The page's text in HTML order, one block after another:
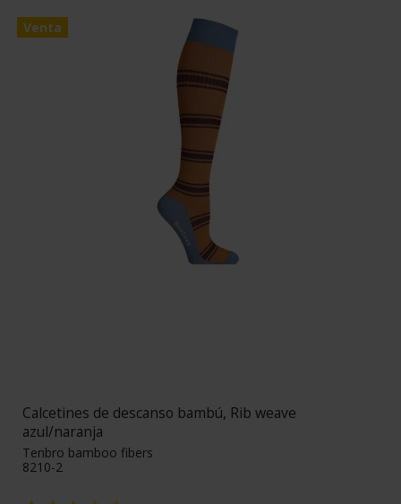
Venta
Calcetines de descanso bambú, Rib weave
azul/naranja
Tenbro bamboo fibers
8210-2